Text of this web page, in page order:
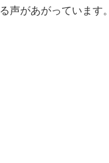
る声があがっています。